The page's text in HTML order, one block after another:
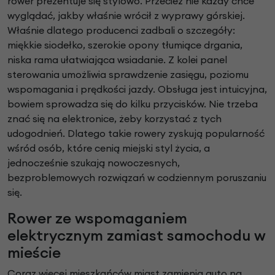
wyglądać, jakby właśnie wrócił z wyprawy górskiej.
Właśnie dlatego producenci zadbali o szczegóły:
miękkie siodełko, szerokie opony tłumiące drgania,
niska rama ułatwiająca wsiadanie. Z kolei panel
sterowania umożliwia sprawdzenie zasięgu, poziomu
wspomagania i prędkości jazdy. Obsługa jest intuicyjna,
bowiem sprowadza się do kilku przycisków. Nie trzeba
znać się na elektronice, żeby korzystać z tych
udogodnień. Dlatego takie rowery zyskują popularność
wśród osób, które cenią miejski styl życia, a
jednocześnie szukają nowoczesnych,
bezproblemowych rozwiązań w codziennym poruszaniu
się.
Rower ze wspomaganiem
elektrycznym zamiast samochodu w
mieście